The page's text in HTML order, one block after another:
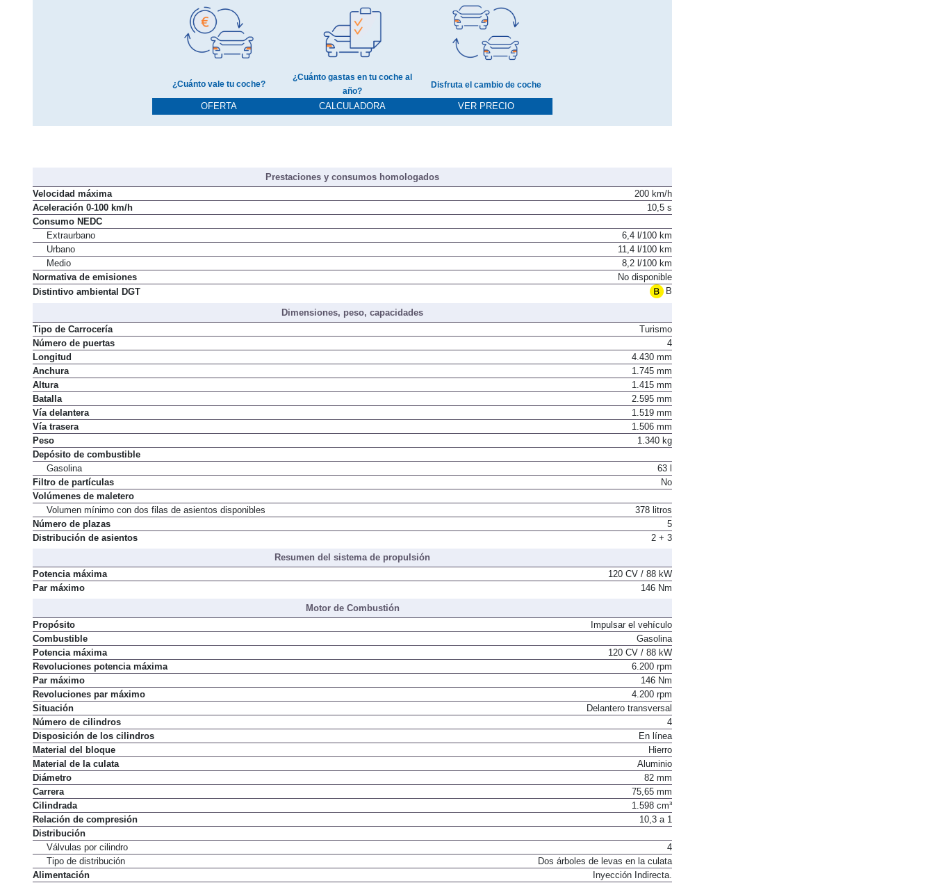
¿Cuánto vale tu coche?
OFERTA
¿Cuánto gastas en tu coche al
año?
CALCULADORA
Disfruta el cambio de coche
VER PRECIO
Prestaciones y consumos homologados
Velocidad máxima
200 km/h
Aceleración 0-100 km/h
10,5 s
Consumo NEDC
Extraurbano
6,4 l/100 km
Urbano
11,4 l/100 km
Medio
8,2 l/100 km
Normativa de emisiones
No disponible
Distintivo ambiental DGT
B
Dimensiones, peso, capacidades
Tipo de Carrocería
Turismo
Número de puertas
4
Longitud
4.430 mm
Anchura
1.745 mm
Altura
1.415 mm
Batalla
2.595 mm
Vía delantera
1.519 mm
Vía trasera
1.506 mm
Peso
1.340 kg
Depósito de combustible
Gasolina
63 l
Filtro de partículas
No
Volúmenes de maletero
Volumen mínimo con dos filas de asientos disponibles
378 litros
Número de plazas
5
Distribución de asientos
2 + 3
Resumen del sistema de propulsión
Potencia máxima
120 CV / 88 kW
Par máximo
146 Nm
Motor de Combustión
Propósito
Impulsar el vehículo
Combustible
Gasolina
Potencia máxima
120 CV / 88 kW
Revoluciones potencia máxima
6.200 rpm
Par máximo
146 Nm
Revoluciones par máximo
4.200 rpm
Situación
Delantero transversal
Número de cilindros
4
Disposición de los cilindros
En línea
Material del bloque
Hierro
Material de la culata
Aluminio
Diámetro
82 mm
Carrera
75,65 mm
Cilindrada
1.598 cm³
Relación de compresión
10,3 a 1
Distribución
Válvulas por cilindro
4
Tipo de distribución
Dos árboles de levas en la culata
Alimentación
Inyección Indirecta.